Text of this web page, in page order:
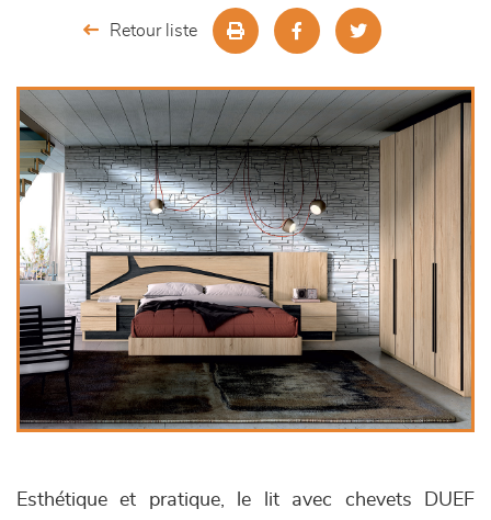
chambres et dressing
literie
décoration
Retour liste
Esthétique et pratique, le lit avec chevets DUEF